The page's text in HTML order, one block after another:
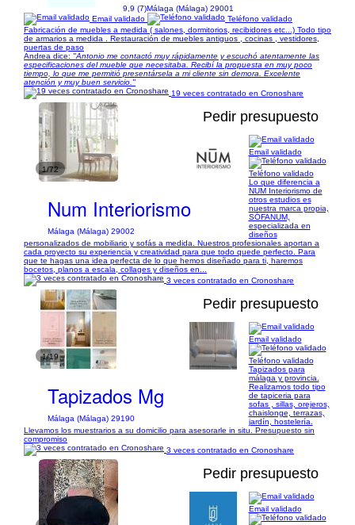
9,9 (7)Málaga (Málaga) 29001
Email validado
Teléfono validado
Fabricación de muebles a medida ( salones, dormitorios, recibidores etc...) Todo tipo
de armarios a medida . Restauración de muebles antiguos , cocinas , vestidores,
puertas de paso
Andrea dice: "Antonio me contactó muy rápidamente y escuchó atentamente las
especificaciones del mueble que necesitaba. Recibí la propuesta en muy poco
tiempo, lo que me permitió presentársela a mi cliente sin demora. Excelente
atención y muy buen servicio."
19 veces contratado en Cronoshare
1/72
Pedir presupuesto
Num Interiorismo
Málaga (Málaga) 29002
Email validado
Teléfono validado
Lo que diferencia a
NUM Interiorismo de
otros estudios es
nuestra marca propia,
SÓFANUM,
especializada en
diseños
personalizados de mobiliario y sofás a medida. Nuestros profesionales aportan a
cada proyecto su experiencia y creatividad para que todo quede perfecto. Para
que te hagas una idea perfecta de lo que hemos diseñado para ti, haremos
bocetos, planos a escala, collages y diseños en...
3 veces contratado en Cronoshare
1/19
Pedir presupuesto
Tapizados Mg
Málaga (Málaga) 29190
Email validado
Teléfono validado
Tapizados para
málaga y provincia.
Realizamos todo tipo
de tapiceria para
sofas , sillas, orejeros,
chaislonge, terrazas,
jardín, hostelería.
Llevamos los muestrarios a su domicilio para asesorarle in situ. Presupuesto sin
compromiso
3 veces contratado en Cronoshare
Pedir presupuesto
Email validado